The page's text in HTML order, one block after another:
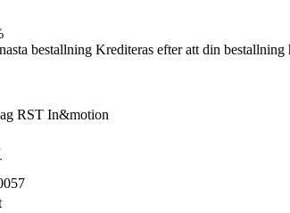
bestallning Krediteras efter att din bestallning
RST In&motion